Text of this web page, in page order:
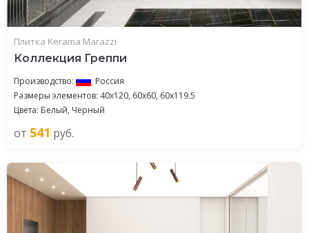
Плитка Kerama Marazzi
Коллекция Греппи
Производство:
Россия
Размеры элементов: 40x120, 60x60, 60x119.5
Цвета: Белый, Черный
от 541 руб.